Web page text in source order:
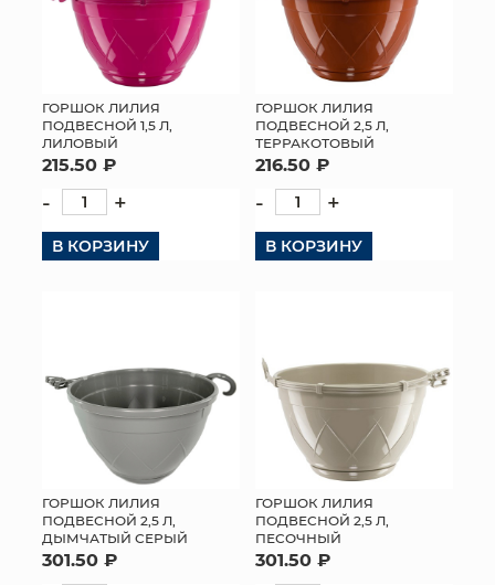
ПАКЕТЫ И СУМКИ
ТОРГОВЫЙ ЦЕНТР
ОПТОВЫМ КЛИЕНТАМ
ДОСТАВКА И ОПЛАТА
ГОРШОК ЛИЛИЯ
ПОДВЕСНОЙ 1,5 Л,
ЛИЛОВЫЙ
215.50 ₽
- +
В КОРЗИНУ
ГОРШОК ЛИЛИЯ
ПОДВЕСНОЙ 2,5 Л,
ТЕРРАКОТОВЫЙ
216.50 ₽
- +
В КОРЗИНУ
ГОРШОК ЛИЛИЯ
ПОДВЕСНОЙ 2,5 Л,
ДЫМЧАТЫЙ СЕРЫЙ
301.50 ₽
ГОРШОК ЛИЛИЯ
ПОДВЕСНОЙ 2,5 Л,
ПЕСОЧНЫЙ
301.50 ₽